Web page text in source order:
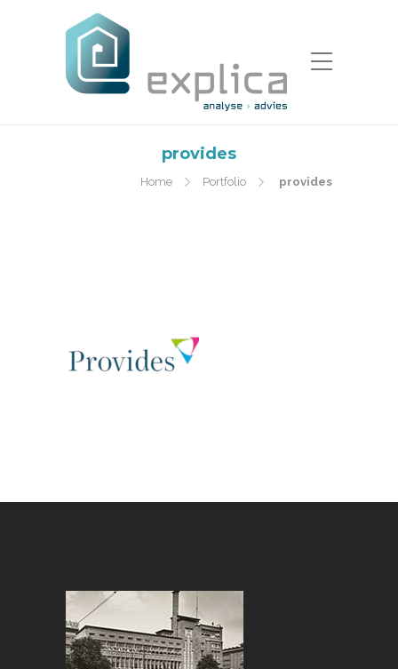
provides
Home Portfolio provides